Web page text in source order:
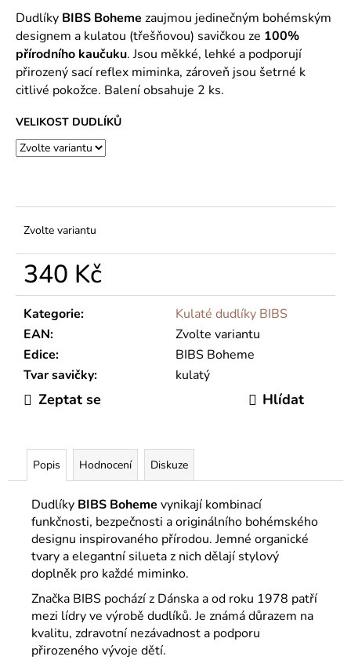
Dudlíky BIBS Boheme zaujmou jedinečným bohémským
designem a kulatou (třešňovou) savičkou ze 100%
přírodního kaučuku. Jsou měkké, lehké a podporují
přirozený sací reflex miminka, zároveň jsou šetrné k
citlivé pokožce. Balení obsahuje 2 ks.
VELIKOST DUDLÍKŮ
Zvolte variantu
340 Kč
Měrná
cena:
Kategorie:
Kulaté dudlíky BIBS
EAN:
Zvolte variantu
Edice:
BIBS Boheme
Tvar savičky: kulatý
Zeptat se Hlídat
Popis Hodnocení Diskuze
Dudlíky BIBS Boheme vynikají kombinací
funkčnosti, bezpečnosti a originálního bohémského
designu inspirovaného přírodou. Jemné organické
tvary a elegantní silueta z nich dělají stylový
doplněk pro každé miminko.
Značka BIBS pochází z Dánska a od roku 1978 patří
mezi lídry ve výrobě dudlíků. Je známá důrazem na
kvalitu, zdravotní nezávadnost a podporu
přirozeného vývoje dětí.
o
r
u
č
u
j
e
m
e